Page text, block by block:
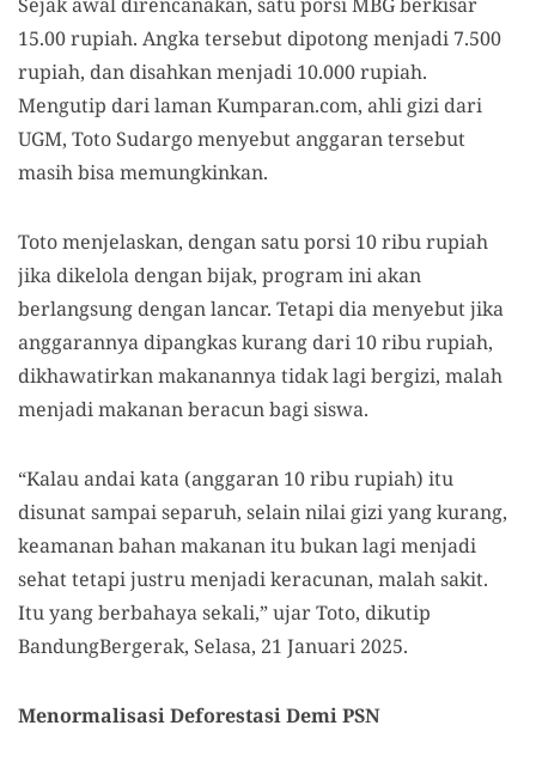
15.00 rupiah. Angka tersebut dipotong menjadi 7.500
rupiah, dan disahkan menjadi 10.000 rupiah.
Mengutip dari laman Kumparan.com, ahli gizi dari
UGM, Toto Sudargo menyebut anggaran tersebut
masih bisa memungkinkan.
Toto menjelaskan, dengan satu porsi 10 ribu rupiah
jika dikelola dengan bijak, program ini akan
berlangsung dengan lancar. Tetapi dia menyebut jika
anggarannya dipangkas kurang dari 10 ribu rupiah,
dikhawatirkan makanannya tidak lagi bergizi, malah
menjadi makanan beracun bagi siswa.
“Kalau andai kata (anggaran 10 ribu rupiah) itu
disunat sampai separuh, selain nilai gizi yang kurang,
keamanan bahan makanan itu bukan lagi menjadi
sehat tetapi justru menjadi keracunan, malah sakit.
Itu yang berbahaya sekali,” ujar Toto, dikutip
BandungBergerak, Selasa, 21 Januari 2025.
Menormalisasi Deforestasi Demi PSN